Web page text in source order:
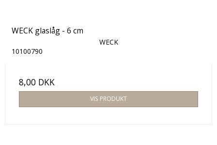
WECK glaslåg - 6 cm
WECK
10100790
8,00 DKK
VIS PRODUKT